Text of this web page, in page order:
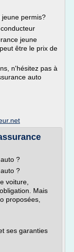
permis?
jeune
être le prix de
n'hésitez pas à
auto
?
?
voiture,
Mais
proposées,
ses garanties